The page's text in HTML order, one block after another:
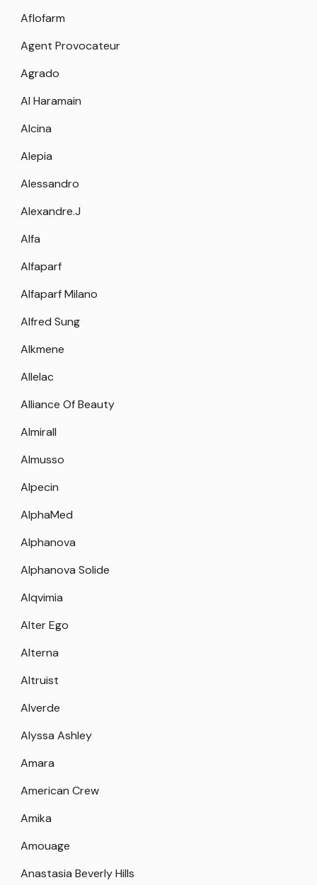
Aflofarm
Agent Provocateur
Agrado
Al Haramain
Alcina
Alepia
Alessandro
Alexandre.J
Alfa
Alfaparf
Alfaparf Milano
Alfred Sung
Alkmene
Allelac
Alliance Of Beauty
Almirall
Almusso
Alpecin
AlphaMed
Alphanova
Alphanova Solide
Alqvimia
Alter Ego
Alterna
Altruist
Alverde
Alyssa Ashley
Amara
American Crew
Amika
Amouage
Anastasia Beverly Hills